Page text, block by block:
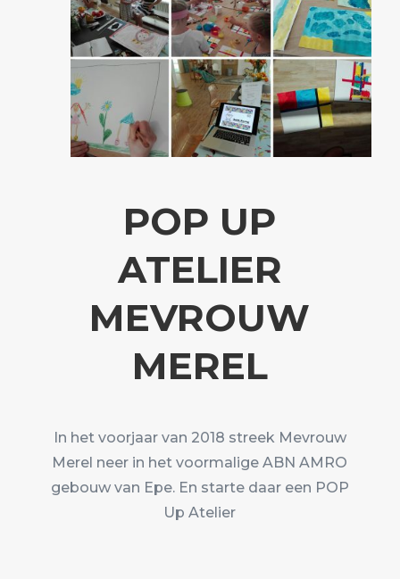
POP UP
ATELIER
MEVROUW
MEREL
In het voorjaar van 2018 streek Mevrouw
Merel neer in het voormalige ABN AMRO
gebouw van Epe. En starte daar een POP
Up Atelier